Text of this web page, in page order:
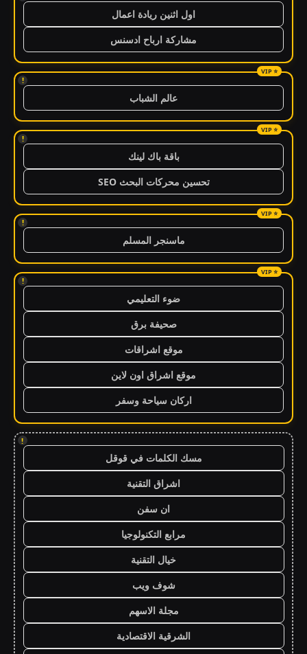
اول اثنين ريادة اعمال
مشاركة ارباح ادسنس
!
عالم الشباب
!
باقة باك لينك
تحسين محركات البحث SEO
!
ماسنجر المسلم
!
ضوء التعليمي
صحيفة برق
موقع اشراقات
موقع اشراق اون لاين
اركان سياحة وسفر
!
مسك الكلمات في قوقل
اشراق التقنية
ان سفن
مرابع التكنولوجيا
خيال التقنية
شوف ويب
مجلة الاسهم
الشرقية الاقتصادية